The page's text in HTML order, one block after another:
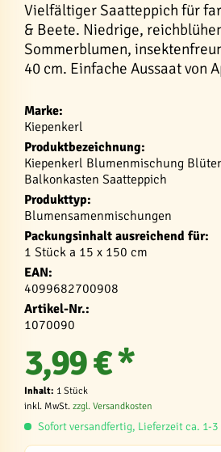
Vielfältiger Saatteppich für
& Beete. Niedrige,
Sommerblumen,
40 cm. Einfache Aussaat von
Marke:
Kiepenkerl
Produktbezeichnung:
Kiepenkerl Blumenmischung
Balkonkasten Saatteppich
Produkttyp:
Blumensamenmischungen
Packungsinhalt ausreichend für:
1 Stück a 15 x 150 cm
EAN:
4099682700908
Artikel-Nr.:
1070090
3,99 € *
Inhalt: 1 Stück
inkl. MwSt. zzgl. Versandkosten
Sofort versandfertig, Lieferzeit ca. 1-3